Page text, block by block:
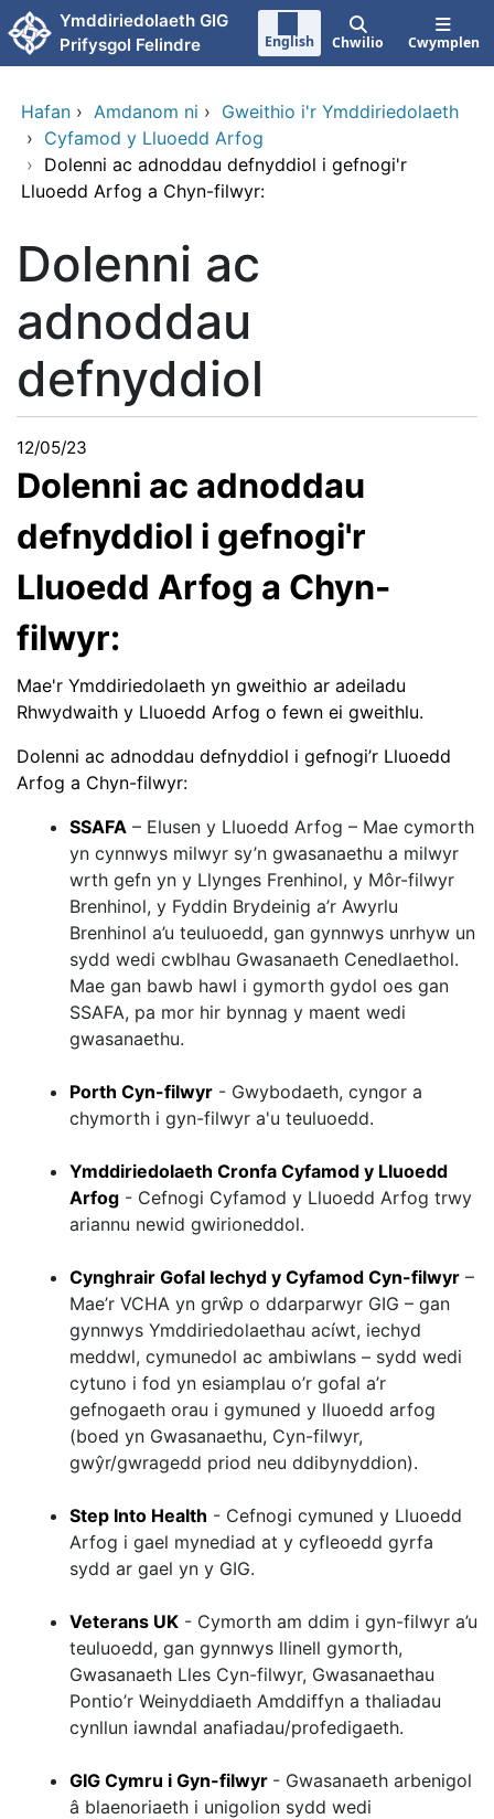
Neidio i'r prif gynnwy
Ymddiriedolaeth GIG
Prifysgol Felindre
English Chwilio Cwymplen
Hafan › Amdanom ni › Gweithio i'r Ymddiriedolaeth
› Cyfamod y Lluoedd Arfog
› Dolenni ac adnoddau defnyddiol i gefnogi'r
Lluoedd Arfog a Chyn-filwyr:
Dolenni ac
adnoddau
defnyddiol
12/05/23
Dolenni ac adnoddau
defnyddiol i gefnogi'r
Lluoedd Arfog a Chyn-
filwyr:
Mae'r Ymddiriedolaeth yn gweithio ar adeiladu
Rhwydwaith y Lluoedd Arfog o fewn ei gweithlu.
Dolenni ac adnoddau defnyddiol i gefnogi’r Lluoedd
Arfog a Chyn-filwyr:
SSAFA – Elusen y Lluoedd Arfog – Mae cymorth
yn cynnwys milwyr sy’n gwasanaethu a milwyr
wrth gefn yn y Llynges Frenhinol, y Môr-filwyr
Brenhinol, y Fyddin Brydeinig a’r Awyrlu
Brenhinol a’u teuluoedd, gan gynnwys unrhyw un
sydd wedi cwblhau Gwasanaeth Cenedlaethol.
Mae gan bawb hawl i gymorth gydol oes gan
SSAFA, pa mor hir bynnag y maent wedi
gwasanaethu.
Porth Cyn-filwyr - Gwybodaeth, cyngor a
chymorth i gyn-filwyr a'u teuluoedd.
Ymddiriedolaeth Cronfa Cyfamod y Lluoedd
Arfog - Cefnogi Cyfamod y Lluoedd Arfog trwy
ariannu newid gwirioneddol.
Cynghrair Gofal Iechyd y Cyfamod Cyn-filwyr –
Mae’r VCHA yn grŵp o ddarparwyr GIG – gan
gynnwys Ymddiriedolaethau acíwt, iechyd
meddwl, cymunedol ac ambiwlans – sydd wedi
cytuno i fod yn esiamplau o’r gofal a’r
gefnogaeth orau i gymuned y lluoedd arfog
(boed yn Gwasanaethu, Cyn-filwyr,
gwŷr/gwragedd priod neu ddibynyddion).
Step Into Health - Cefnogi cymuned y Lluoedd
Arfog i gael mynediad at y cyfleoedd gyrfa
sydd ar gael yn y GIG.
Veterans UK - Cymorth am ddim i gyn-filwyr a’u
teuluoedd, gan gynnwys llinell gymorth,
Gwasanaeth Lles Cyn-filwyr, Gwasanaethau
Pontio’r Weinyddiaeth Amddiffyn a thaliadau
cynllun iawndal anafiadau/profedigaeth.
GIG Cymru i Gyn-filwyr - Gwasanaeth arbenigol
â blaenoriaeth i unigolion sydd wedi